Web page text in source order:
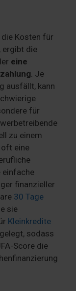
die Kosten für
ergibt die
eine
. Je
ausfällt, kann
für
zu einem
oft eine
einfache
finanzieller
30 Tage
sie
Kleinkredite
sodass
Score die